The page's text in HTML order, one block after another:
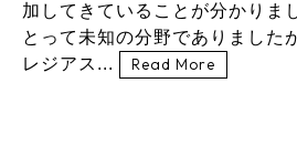
加してきていることが分かりま
とって未知の分野でありました
レジアス...
Read More